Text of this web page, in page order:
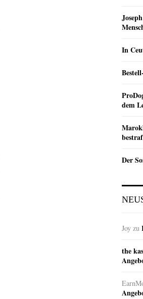
In
dem
Der
Joy zu
the